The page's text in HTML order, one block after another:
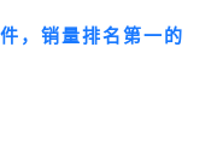
，销量排名第一的